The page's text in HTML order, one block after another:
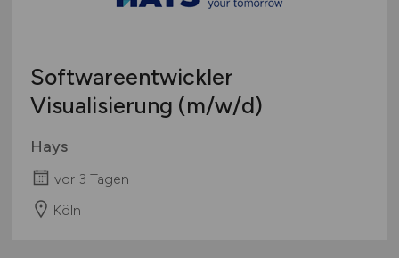
Softwareentwickler
Visualisierung (m/w/d)
Hays
vor 3 Tagen
Köln